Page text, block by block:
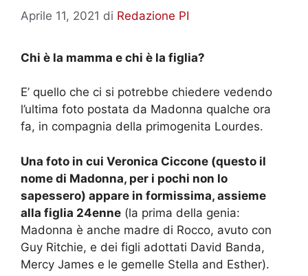
Aprile 11, 2021 di Redazione PI
Chi è la mamma e chi è la figlia?
E’ quello che ci si potrebbe chiedere vedendo
l’ultima foto postata da Madonna qualche ora
fa, in compagnia della primogenita Lourdes.
Una foto in cui Veronica Ciccone (questo il
nome di Madonna, per i pochi non lo
sapessero) appare in formissima, assieme
alla figlia 24enne (la prima della genia:
Madonna è anche madre di Rocco, avuto con
Guy Ritchie, e dei figli adottati David Banda,
Mercy James e le gemelle Stella and Esther).